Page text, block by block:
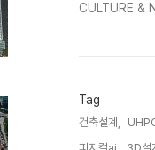
CULTURE &
Tag
건축설계,